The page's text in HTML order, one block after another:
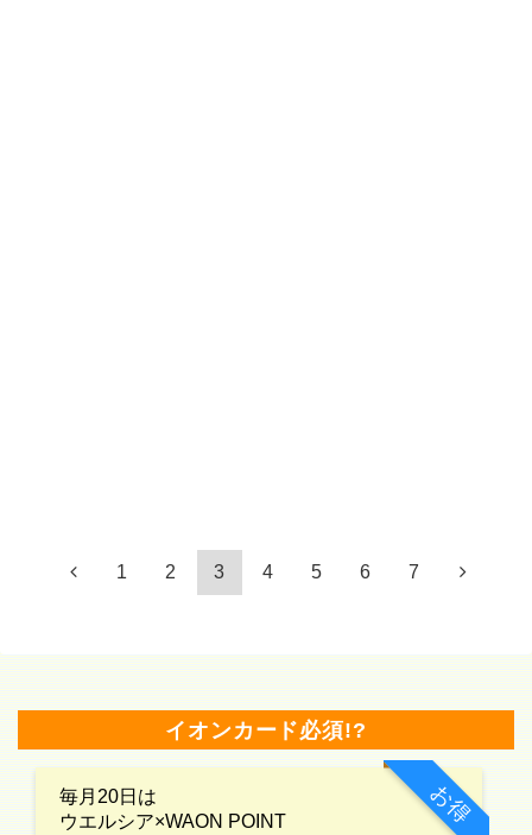
1 2 3 4 5 6 7
イオンカード必須!?
お得
毎月20日は
ウエルシア×WAON POINT